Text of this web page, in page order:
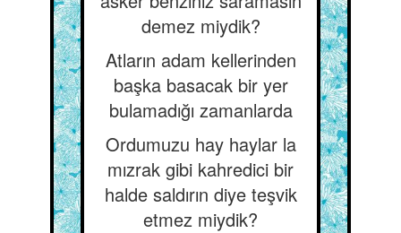
demez miydik?
Atların adam kellerinden
başka basacak bir yer
bulamadığı zamanlarda
Ordumuzu hay haylar la
mızrak gibi kahredici bir
halde saldırın diye teşvik
etmez miydik?